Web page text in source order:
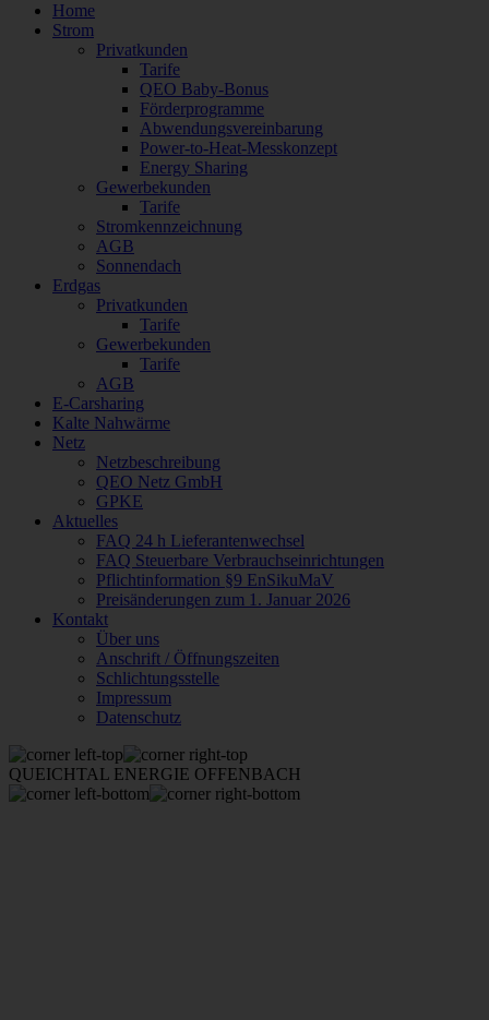
Home
Strom
Privatkunden
Tarife
QEO Baby-Bonus
Förderprogramme
Abwendungsvereinbarung
Power-to-Heat-Messkonzept
Energy Sharing
Gewerbekunden
Tarife
Stromkennzeichnung
AGB
Sonnendach
Erdgas
Privatkunden
Tarife
Gewerbekunden
Tarife
AGB
E-Carsharing
Kalte Nahwärme
Netz
Netzbeschreibung
QEO Netz GmbH
GPKE
Aktuelles
FAQ 24 h Lieferantenwechsel
FAQ Steuerbare Verbrauchseinrichtungen
Pflichtinformation §9 EnSikuMaV
Preisänderungen zum 1. Januar 2026
Kontakt
Über uns
Anschrift / Öffnungszeiten
Schlichtungsstelle
Impressum
Datenschutz
QUEICHTAL ENERGIE OFFENBACH